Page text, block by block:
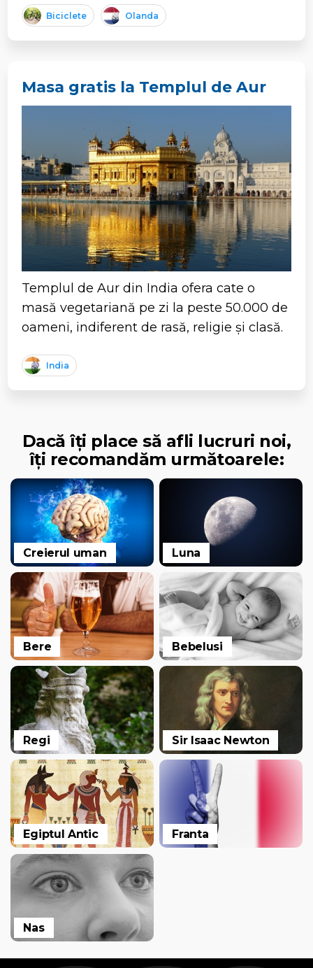
Biciclete Olanda
Masa gratis la Templul de Aur
Templul de Aur din India ofera cate o
masă vegetariană pe zi la peste 50.000 de
oameni, indiferent de rasă, religie și clasă.
India
Dacă îți place să afli lucruri noi,
îți recomandăm următoarele:
Creierul uman Luna
Bere Bebelusi
Regi Sir Isaac Newton
Egiptul Antic Franta
Nas